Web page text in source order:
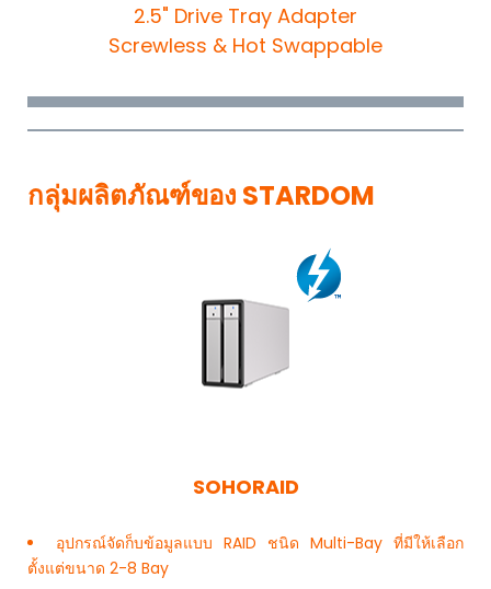
2.5" Drive Tray Adapter
Screwless & Hot Swappable
กลุ่มผลิตภัณฑ์ของ STARDOM
SOHORAID
อุปกรณ์จัดก็บข้อมูลแบบ RAID ชนิด Multi-Bay ที่มีให้เลือก
ตั้งแต่ขนาด 2-8 Bay